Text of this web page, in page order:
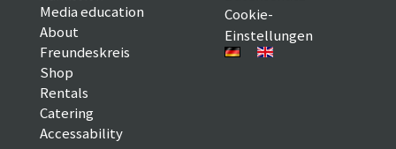
Media education
About
Freundeskreis
Shop
Rentals
Catering
Accessability
Cookie-
Einstellungen